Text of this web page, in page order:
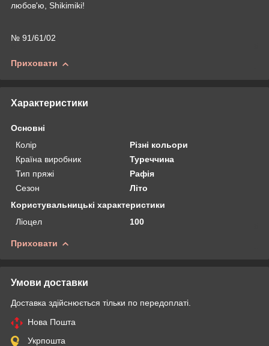
любов'ю, Shikimiki!
№ 91/61/02
Приховати
Характеристики
Основні
Колір
Різні кольори
Країна виробник
Туреччина
Тип пряжі
Рафія
Сезон
Літо
Користувальницькі характеристики
Ліоцел
100
Приховати
Умови доставки
Доставка здійснюється тільки по передоплаті.
Нова Пошта
Укрпошта